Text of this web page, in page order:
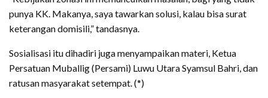
punya KK. Makanya, saya tawarkan solusi, kalau bisa surat
keterangan domisili,” tandasnya.
Sosialisasi itu dihadiri juga menyampaikan materi, Ketua
Persatuan Muballig (Persami) Luwu Utara Syamsul Bahri, dan
ratusan masyarakat setempat. (*)